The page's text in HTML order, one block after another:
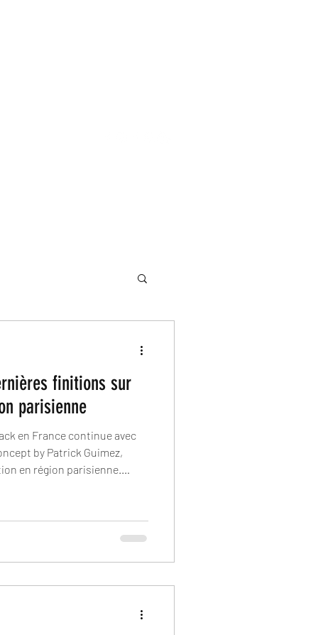
finitions sur
parisienne
en France continue avec
by Patrick Guimez,
en région parisienne.